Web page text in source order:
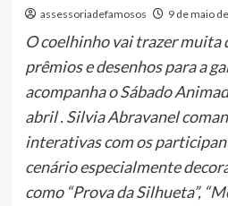
assessoriadefamosos 9 de maio
O coelhinho vai trazer muita
prêmios e desenhos para a
acompanha o Sábado
abril . Silvia Abravanel
interativas com os
cenário especialmente
como “Prova da Silhueta”,